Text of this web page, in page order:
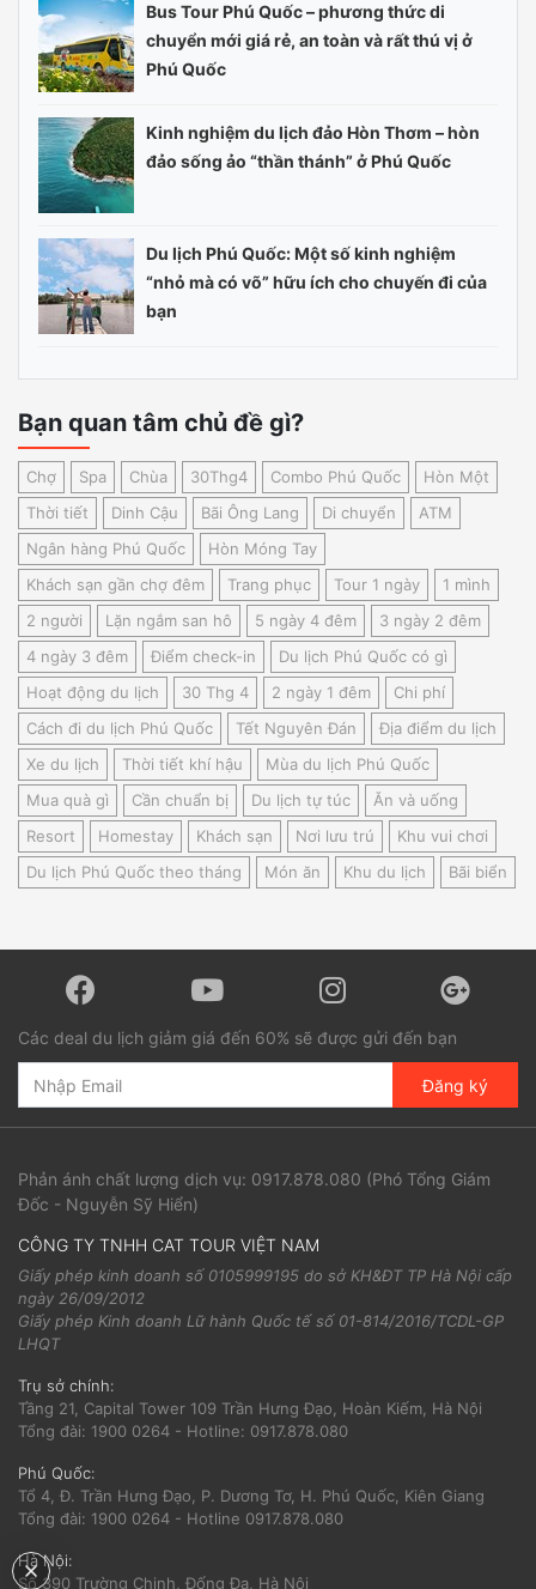
Bus Tour Phú Quốc – phương thức di
chuyển mới giá rẻ, an toàn và rất thú vị ở
Phú Quốc
Kinh nghiệm du lịch đảo Hòn Thơm – hòn
đảo sống ảo “thần thánh” ở Phú Quốc
Du lịch Phú Quốc: Một số kinh nghiệm
“nhỏ mà có võ” hữu ích cho chuyến đi của
bạn
Bạn quan tâm chủ đề gì?
Chợ Spa Chùa 30Thg4 Combo Phú Quốc
Hòn Một
Thời tiết
Dinh Cậu Bãi Ông Lang Di chuyển
ATM
Ngân hàng Phú Quốc
Hòn Móng Tay
Khách sạn gần chợ đêm
Trang phục Tour 1 ngày
1 mình
2 người
Lặn ngắm san hô 5 ngày 4 đêm
3 ngày 2 đêm
4 ngày 3 đêm
Điểm check-in
Du lịch Phú Quốc có gì
Hoạt động du lịch
30 Thg 4 2 ngày 1 đêm
Chi phí
Cách đi du lịch Phú Quốc
Tết Nguyên Đán
Địa điểm du lịch
Xe du lịch
Thời tiết khí hậu
Mùa du lịch Phú Quốc
Mua quà gì
Cần chuẩn bị Du lịch tự túc
Ăn và uống
Resort
Homestay Khách sạn Nơi lưu trú
Khu vui chơi
Du lịch Phú Quốc theo tháng
Món ăn Khu du lịch Bãi biển
Các deal du lịch giảm giá đến 60% sẽ được gửi đến bạn
Đăng ký
Phản ánh chất lượng dịch vụ: 0917.878.080 (Phó Tổng Giám
Đốc - Nguyễn Sỹ Hiển)
CÔNG TY TNHH CAT TOUR VIỆT NAM
Giấy phép kinh doanh số 0105999195 do sở KH&ĐT TP Hà Nội cấp
ngày 26/09/2012
Giấy phép Kinh doanh Lữ hành Quốc tế số 01-814/2016/TCDL-GP
LHQT
Trụ sở chính:
Tầng 21, Capital Tower 109 Trần Hưng Đạo, Hoàn Kiếm, Hà Nội
Tổng đài: 1900 0264 - Hotline: 0917.878.080
Phú Quốc:
Tổ 4, Đ. Trần Hưng Đạo, P. Dương Tơ, H. Phú Quốc, Kiên Giang
Tổng đài: 1900 0264 - Hotline 0917.878.080
Hà Nội:
Số 390 Trường Chinh, Đống Đa, Hà Nội